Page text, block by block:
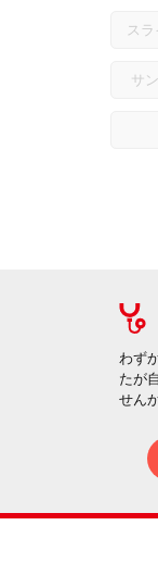
ス
サ
わず
たが
せん